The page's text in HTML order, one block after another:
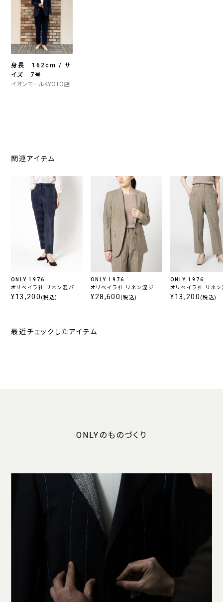
身長 162cm / サ
イズ 7号
イオンモールKYOTO店
関連アイテム
ONLY 1976
オリベイラ社 リネン混パン
ツ ネイビーストライプ
¥13,200 (税込)
ONLY 1976
オリベイラ社 リネン混ジャ
ケット ベージュストライプ
¥28,600 (税込)
ONLY 1976
オリベイラ社 リネ
ツ ベージュストライ
¥13,200 (税込)
最近チェックしたアイテム
ONLYのものづくり